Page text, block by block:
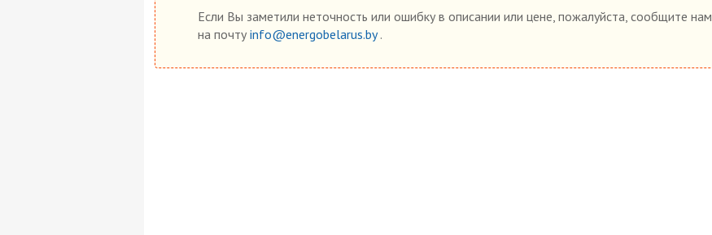
Если Вы заметили неточность или ошибку в описании или цене, пожалуйста, сообщите нам
на почту info@energobelarus.by.